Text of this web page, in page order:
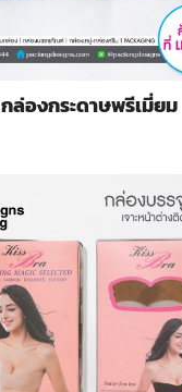
กล่องกระดาษพรีเมี่ยม